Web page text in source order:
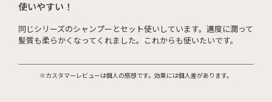
使いやすい！
同じシリーズのシャンプーとセット使いしています。適度に潤って
髪質も柔らかくなってくれました。これからも使いたいです。
※カスタマーレビューは個人の感想です。効果には個人差があります。